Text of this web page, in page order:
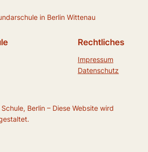
in Berlin Wittenau
Rechtliches
Impressum
Datenschutz
Berlin – Diese Website wird